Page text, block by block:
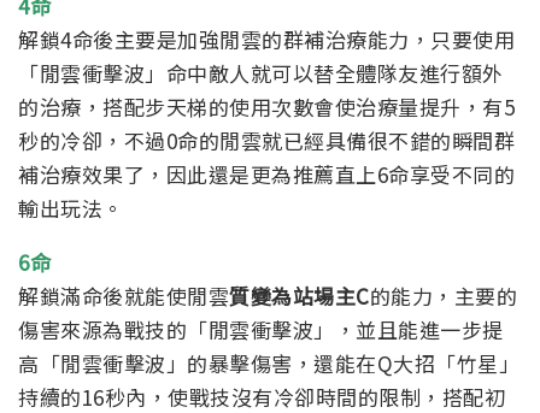
解鎖4命後主要是加強閒雲的群補治療能力，只要使用
「閒雲衝擊波」命中敵人就可以替全體隊友進行額外
的治療，搭配步天梯的使用次數會使治療量提升，有5
秒的冷卻，不過0命的閒雲就已經具備很不錯的瞬間群
補治療效果了，因此還是更為推薦直上6命享受不同的
輸出玩法。
6命
解鎖滿命後就能使閒雲質變為站場主C的能力，主要的
傷害來源為戰技的「閒雲衝擊波」，並且能進一步提
高「閒雲衝擊波」的暴擊傷害，還能在Q大招「竹星」
持續的16秒內，使戰技沒有冷卻時間的限制，搭配初